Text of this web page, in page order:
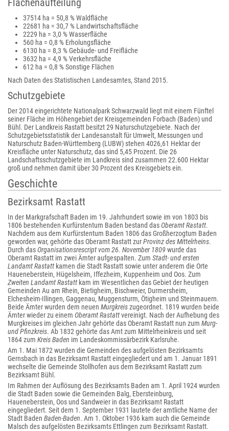
Flächenaufteilung
37514 ha = 50,8 % Waldfläche
22681 ha = 30,7 % Landwirtschaftsfläche
2229 ha = 3,0 % Wasserfläche
560 ha = 0,8 % Erholungsfläche
6130 ha = 8,3 % Gebäude- und Freifläche
3632 ha = 4,9 % Verkehrsfläche
612 ha = 0,8 % Sonstige Flächen
Nach Daten des Statistischen Landesamtes, Stand 2015.
Schutzgebiete
Der 2014 eingerichtete Nationalpark Schwarzwald liegt mit einem Fünftel
seiner Fläche im Höhengebiet der Kreisgemeinden Forbach (Baden) und
Bühl. Der Landkreis Rastatt besitzt 29 Naturschutzgebiete. Nach der
Schutzgebietsstatistik der Landesanstalt für Umwelt, Messungen und
Naturschutz Baden-Württemberg (LUBW) stehen 4026,61 Hektar der
Kreisfläche unter Naturschutz, das sind 5,45 Prozent. Die 26
Landschaftsschutzgebiete im Landkreis sind zusammen 22.600 Hektar
groß und nehmen damit über 30 Prozent des Kreisgebiets ein.
Geschichte
Bezirksamt Rastatt
In der Markgrafschaft Baden im 19. Jahrhundert sowie im von 1803 bis
1806 bestehenden Kurfürstentum Baden bestand dasOberamt Rastatt.
Nachdem aus dem Kurfürstentum Baden 1806 das Großherzogtum Baden
geworden war, gehörte das Oberamt Rastatt zurProvinz des Mittelrheins.
Durch dasOrganisationsrescript vom 26. November 1809wurde das
Oberamt Rastatt im zwei Ämter aufgespalten. Zum Stadt- und ersten
Landamt Rastatt kamen die Stadt Rastatt sowie unter anderem die Orte
Haueneberstein, Hügelsheim, Iffezheim, Kuppenheim und Oos. Zum
Zweiten Landamt Rastatt kam im Wesentlichen das Gebiet der heutigen
Gemeinden Au am Rhein, Bietigheim, Bischweier, Durmersheim,
Elchesheim-Illingen, Gaggenau, Muggensturm, Ötigheim und Steinmauern.
Beide Ämter wurden dem neuen Murgkreiszugeordnet. 1819 wurden beide
Ämter wieder zu einem Oberamt Rastattvereinigt. Nach der Aufhebung des
Murgkreises im gleichen Jahr gehörte das Oberamt Rastatt nun zum Murg-
und Pfinzkreis. Ab 1832 gehörte das Amt zum Mittelrheinkreis und seit
1864 zum Kreis Baden im Landeskommissärbezirk Karlsruhe.
Am 1. Mai 1872 wurden die Gemeinden des aufgelösten Bezirksamts
Gernsbach in das Bezirksamt Rastatt eingegliedert und am 1. Januar 1891
wechselte die Gemeinde Stollhofen aus dem Bezirksamt Rastatt zum
Bezirksamt Bühl.
Im Rahmen der Auflösung des Bezirksamts Baden am 1. April 1924 wurden
die Stadt Baden sowie die Gemeinden Balg, Ebersteinburg,
Haueneberstein, Oos und Sandweier in das Bezirksamt Rastatt
eingegliedert. Seit dem 1. September 1931 lautete der amtliche Name der
Stadt Baden Baden-Baden. Am 1. Oktober 1936 kam auch die Gemeinde
Malsch des aufgelösten Bezirksamts Ettlingen zum Bezirksamt Rastatt.